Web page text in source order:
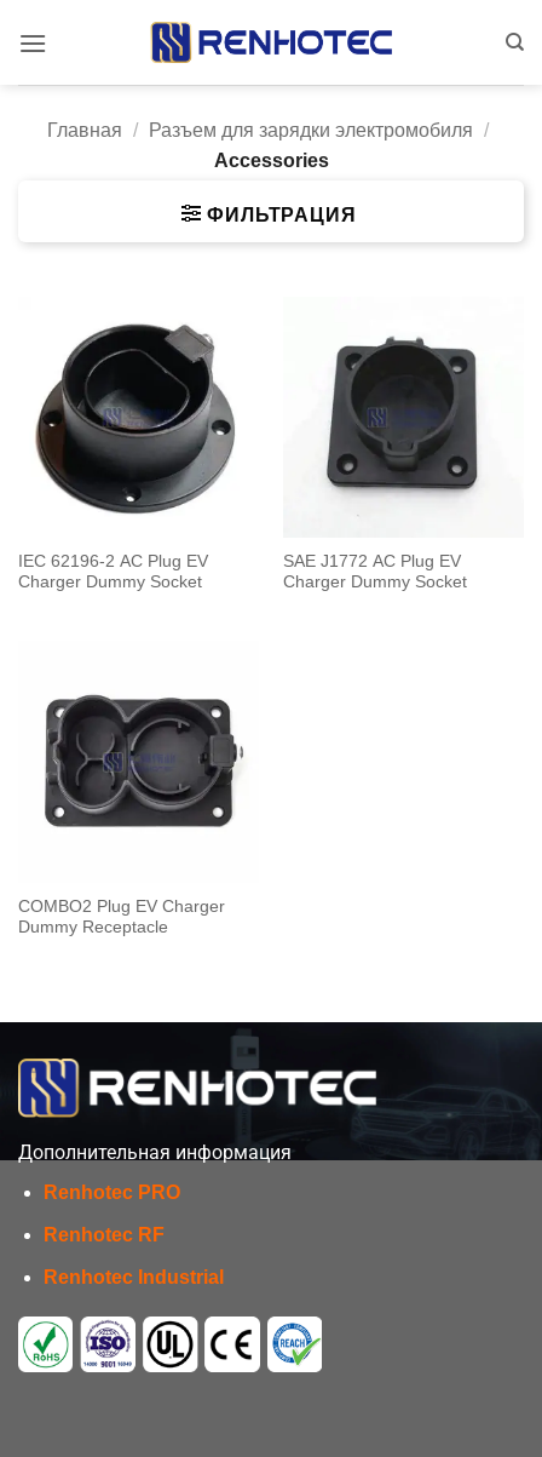
Главная / Разъем для зарядки электромобиля /
Accessories
ФИЛЬТРАЦИЯ
IEC 62196-2 AC Plug EV
Charger Dummy Socket
SAE J1772 AC Plug EV
Charger Dummy Socket
COMBO2 Plug EV Charger
Dummy Receptacle
Дополнительная информация
Renhotec PRO
Renhotec RF
Renhotec Industrial